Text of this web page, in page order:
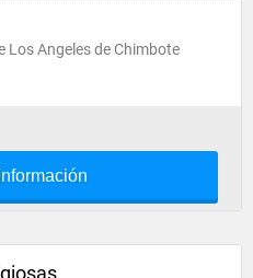
Los Angeles de Chimbote